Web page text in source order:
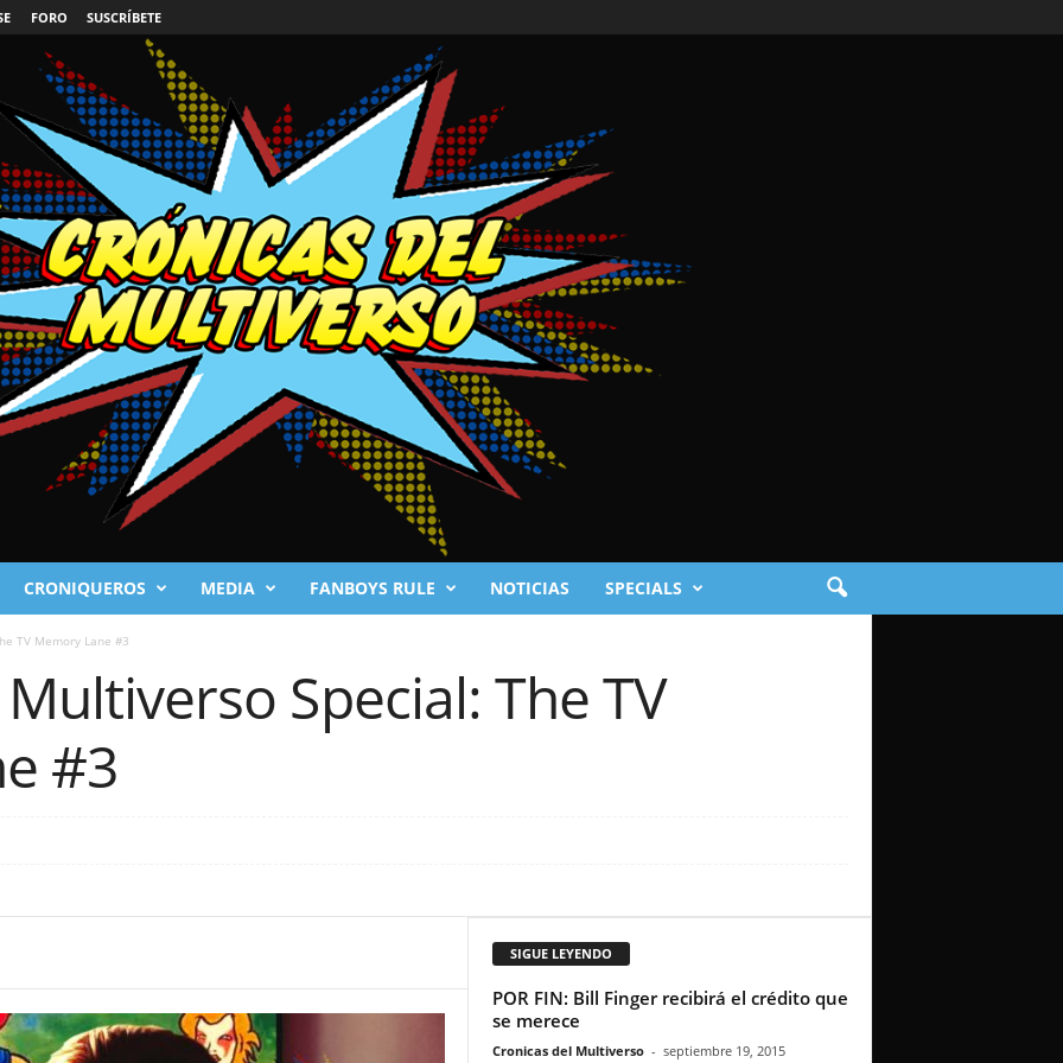
FORO SUSCRÍBETE
CRONIQUEROS MEDIA FANBOYS RULE NOTICIAS SPECIALS
TV Memory Lane #3
Special: The TV
#3
SIGUE LEYENDO
POR FIN: Bill Finger recibirá el crédito que
se merece
Cronicas del Multiverso - septiembre 19, 2015